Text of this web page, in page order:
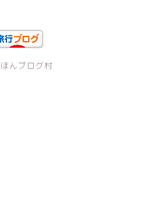
んブログ村